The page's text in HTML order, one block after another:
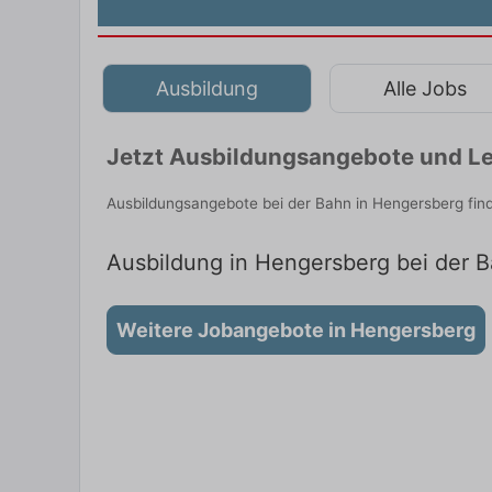
Ausbildung Alle Jobs
Jetzt Ausbildungsangebote und
Ausbildungsangebote bei der Bahn in Hengersberg
Ausbildung in Hengersberg bei der
Weitere Jobangebote in Hengersberg